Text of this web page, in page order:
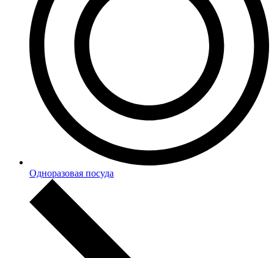
Одноразовая посуда